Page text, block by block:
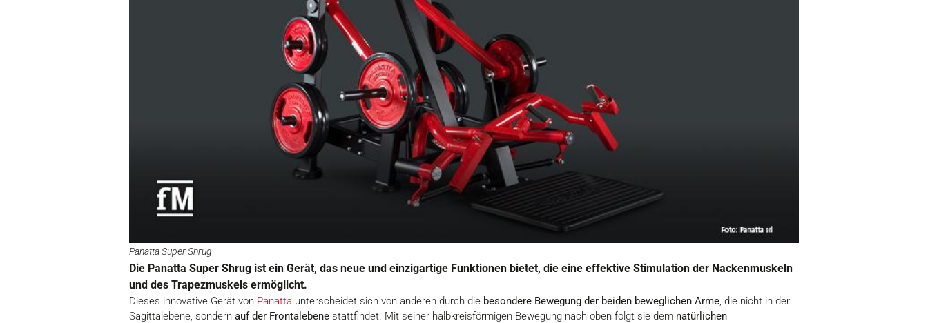
Panatta Super Shrug
Die Panatta Super Shrug ist ein Gerät, das neue und einzigartige Funktionen bietet, die eine effektive Stimulation der Nackenmuskeln
und des Trapezmuskels ermöglicht.
Dieses innovative Gerät von Panatta unterscheidet sich von anderen durch die besondere Bewegung der beiden beweglichen Arme , die nicht in der
Sagittalebene, sondern auf der Frontalebene stattfindet. Mit seiner halbkreisförmigen Bewegung nach oben folgt sie dem natürlichen